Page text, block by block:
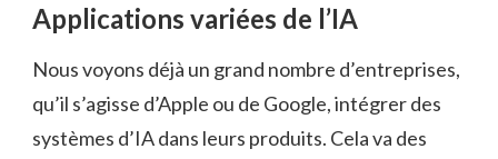
Applications variées de l’IA
Nous voyons déjà un grand nombre d’entreprises,
qu’il s’agisse d’Apple ou de Google, intégrer des
systèmes d’IA dans leurs produits. Cela va des